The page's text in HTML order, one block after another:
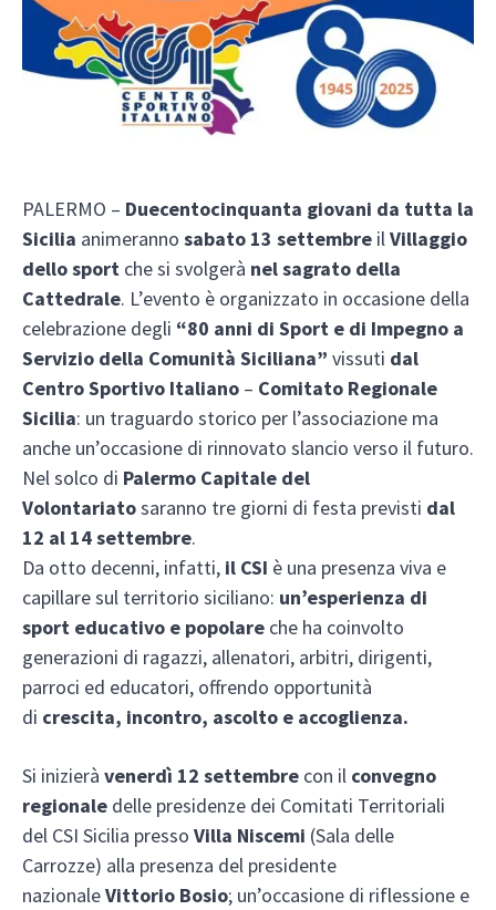
PALERMO – Duecentocinquanta giovani da tutta la
Sicilia animeranno sabato 13 settembre ilVillaggio
dello sport che si svolgerà nel sagrato della
Cattedrale. L’evento è organizzato in occasione della
celebrazione degli “80 anni di Sport e di Impegno a
Servizio della Comunità Siciliana” vissuti dal
Centro Sportivo Italiano – Comitato Regionale
Sicilia: un traguardo storico per l’associazione ma
anche un’occasione di rinnovato slancio verso il futuro.
Nel solco di Palermo Capitale del
Volontariatosaranno tre giorni di festa previsti dal
12 al 14 settembre.
Da otto decenni, infatti, il CSI è una presenza viva e
capillare sul territorio siciliano: un’esperienza di
sport educativo e popolare che ha coinvolto
generazioni di ragazzi, allenatori, arbitri, dirigenti,
parroci ed educatori, offrendo opportunità
di crescita, incontro, ascolto e accoglienza.
Si inizierà venerdì 12 settembre con il convegno
regionale delle presidenze dei Comitati Territoriali
del CSI Sicilia presso Villa Niscemi (Sala delle
Carrozze) alla presenza del presidente
nazionaleVittorio Bosio; un’occasione di riflessione e